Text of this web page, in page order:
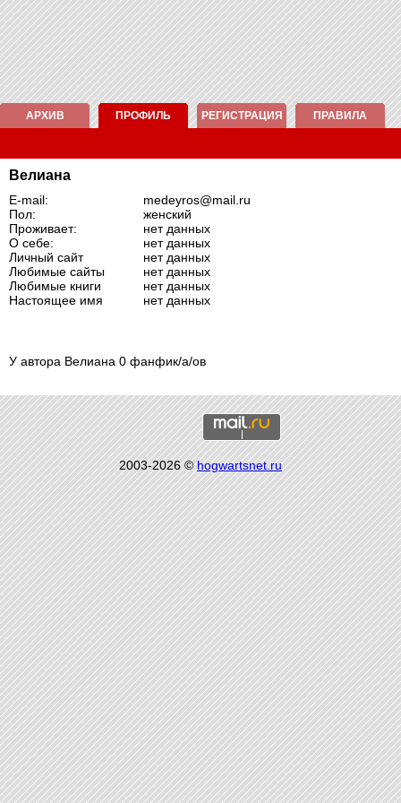
АРХИВ ПРОФИЛЬ РЕГИСТРАЦИЯ ПРАВИЛА
Велиана
E-mail:
medeyros@mail.ru
Пол:
женский
Проживает:
нет данных
О себе:
нет данных
Личный сайт
нет данных
Любимые сайты
нет данных
Любимые книги
нет данных
Настоящее имя
нет данных
У автора Велиана 0 фанфик/а/ов
2003-2026 ©hogwartsnet.ru